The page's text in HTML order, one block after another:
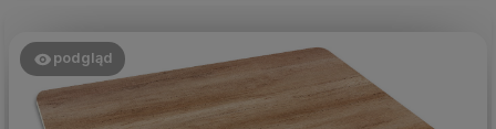
podgląd